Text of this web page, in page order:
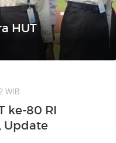
HUT
WIB
ke-80 RI
Update